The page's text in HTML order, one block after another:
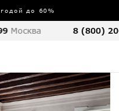
до 60%
Москва 8 (800)